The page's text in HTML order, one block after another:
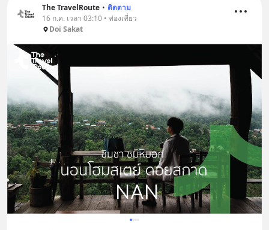
The TravelRoute • ติดตาม
16 ก.ค. เวลา 03:10 • ท่องเที่ยว
Doi Sakat